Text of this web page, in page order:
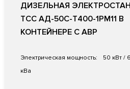
ДИЗЕЛЬНАЯ
ТСС АД-50С-Т400-1РМ11 В
КОНТЕЙНЕРЕ С АВР
Электрическая мощность:
50 кВт /
кВа